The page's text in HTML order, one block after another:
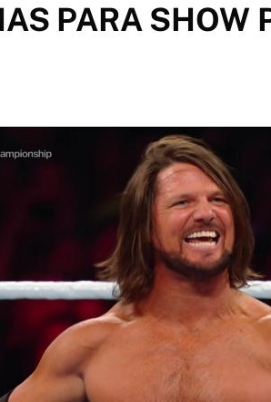
PARA SHOW